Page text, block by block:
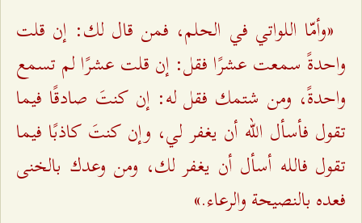
«وأمّا اللواتي في الحلم، فمن قال لك: إن قلت
واحدةً سمعت عشرًا فقل: إن قلت عشرًا لم تسمع
واحدةً، ومن شتمك فقل له: إن كنتَ صادقًا فيما
تقول فأسأل الله أن يغفر لي، وإن كنتَ كاذبًا فيما
تقول فالله أسأل أن يغفر لك، ومن وعدك بالخنى
فعده بالنصيحة والرعاء.»